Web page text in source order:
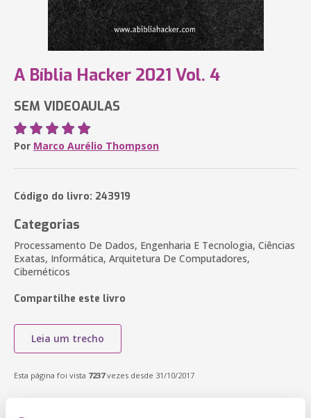
A Bíblia Hacker 2021 Vol. 4
SEM VIDEOAULAS
Por Marco Aurélio Thompson
Código do livro: 243919
Categorias
Processamento De Dados, Engenharia E Tecnologia, Ciências
Exatas, Informática, Arquitetura De Computadores,
Cibernéticos
Compartilhe este livro
Leia um trecho
Esta página foi vista 7237vezes desde 31/10/2017